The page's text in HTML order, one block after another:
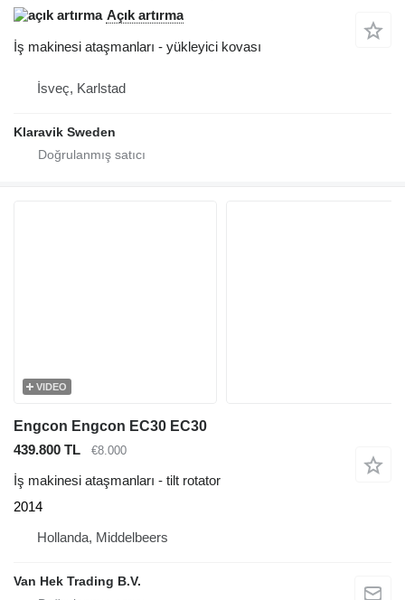
Açık artırma
İş makinesi ataşmanları - yükleyici kovası
İsveç, Karlstad
Klaravik Sweden
VIDEO
Engcon Engcon EC30 EC30
439.800 TL
€8.000
İş makinesi ataşmanları - tilt rotator
2014
Hollanda, Middelbeers
Van Hek Trading B.V.